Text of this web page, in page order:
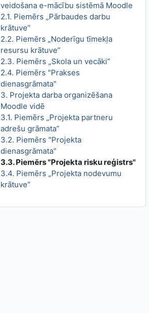
veidošana e-mācību sistēmā Moodle
2.1. Piemērs „Pārbaudes darbu
krātuve”
2.2. Piemērs „Noderīgu tīmekļa
resursu krātuve”
2.3. Piemērs „Skola un vecāki”
2.4. Piemērs "Prakses
dienasgrāmata"
3. Projekta darba organizēšana
Moodle vidē
3.1. Piemērs „Projekta partneru
adrešu grāmata”
3.2. Piemērs "Projekta
dienasgrāmata"
3.3. Piemērs "Projekta risku reģistrs"
3.4. Piemērs „Projekta nodevumu
krātuve”